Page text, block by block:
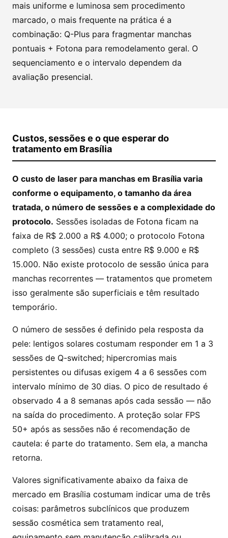
mais uniforme e luminosa sem procedimento
marcado, o mais frequente na prática é a
combinação: Q-Plus para fragmentar manchas
pontuais + Fotona para remodelamento geral. O
sequenciamento e o intervalo dependem da
avaliação presencial.
Custos, sessões e o que esperar do
tratamento em Brasília
O custo de laser para manchas em Brasília varia
conforme o equipamento, o tamanho da área
tratada, o número de sessões e a complexidade do
protocolo. Sessões isoladas de Fotona ficam na
faixa de R$ 2.000 a R$ 4.000; o protocolo Fotona
completo (3 sessões) custa entre R$ 9.000 e R$
15.000. Não existe protocolo de sessão única para
manchas recorrentes — tratamentos que prometem
isso geralmente são superficiais e têm resultado
temporário.
O número de sessões é definido pela resposta da
pele: lentigos solares costumam responder em 1 a 3
sessões de Q-switched; hipercromias mais
persistentes ou difusas exigem 4 a 6 sessões com
intervalo mínimo de 30 dias. O pico de resultado é
observado 4 a 8 semanas após cada sessão — não
na saída do procedimento. A proteção solar FPS
50+ após as sessões não é recomendação de
cautela: é parte do tratamento. Sem ela, a mancha
retorna.
Valores significativamente abaixo da faixa de
mercado em Brasília costumam indicar uma de três
coisas: parâmetros subclínicos que produzem
sessão cosmética sem tratamento real,